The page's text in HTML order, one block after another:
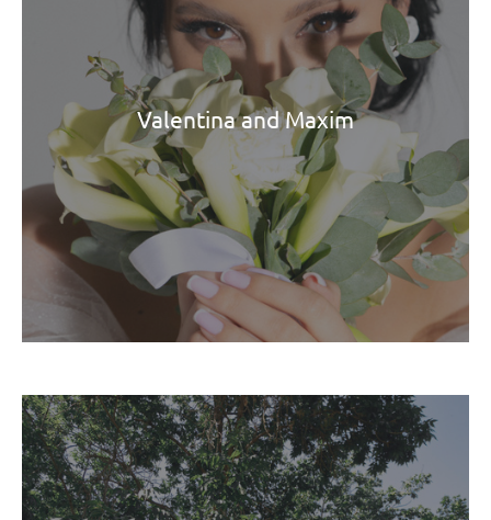
Valentina and Maxim